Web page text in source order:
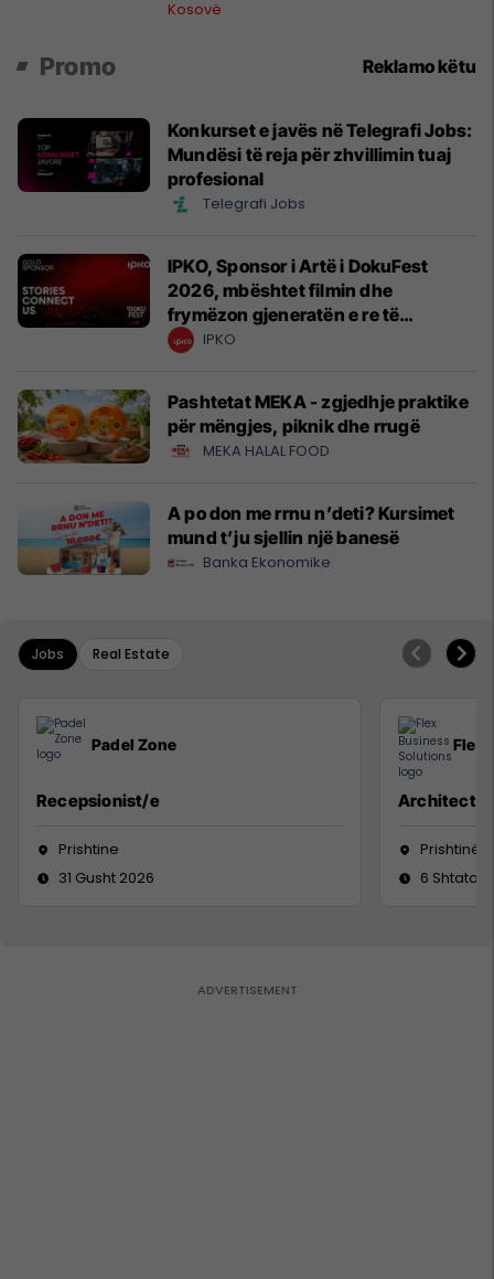
president”, OVL e UÇK-së i reagon
Kosovë
Promo Reklamo këtu
Konkurset e javës në Telegrafi Jobs:
Mundësi të reja për zhvillimin tuaj
profesional
Telegrafi Jobs
IPKO, Sponsor i Artë i DokuFest
2026, mbështet filmin dhe
frymëzon gjeneratën e re të
krijuesve
IPKO
Pashtetat MEKA - zgjedhje praktike
për mëngjes, piknik dhe rrugë
MEKA HALAL FOOD
A po don me rrnu n’deti? Kursimet
mund t’ju sjellin një banesë
Banka Ekonomike
Jobs Real Estate
Padel Zone
Recepsionist/e
Prishtine
31 Gusht 2026
Flex
Architect
Prishtinë
6 Shtator